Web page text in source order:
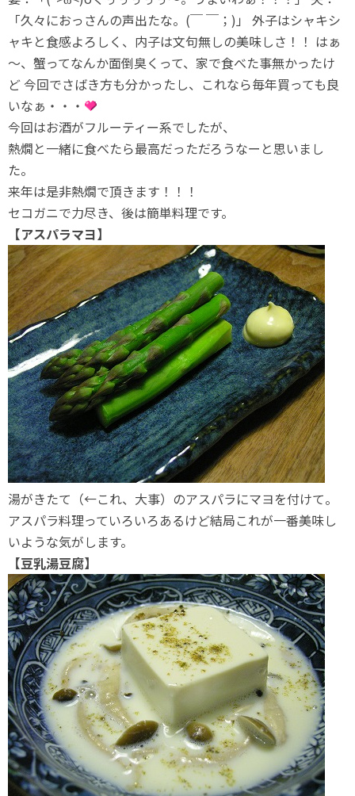
「久々におっさんの声出たな。(￣ ￣；)」 外子はシャキシ
ャキと食感よろしく、内子は文句無しの美味しさ！！ はぁ
～、蟹ってなんか面倒臭くって、家で食べた事無かったけ
ど 今回でさばき方も分かったし、これなら毎年買っても良
いなぁ・・・
今回はお酒がフルーティー系でしたが、
熱燗と一緒に食べたら最高だっただろうなーと思いまし
た。
来年は是非熱燗で頂きます！！！
セコガニで力尽き、後は簡単料理です。
【アスパラマヨ】
湯がきたて（←これ、大事）のアスパラにマヨを付けて。
アスパラ料理っていろいろあるけど結局これが一番美味し
いような気がします。
【豆乳湯豆腐】